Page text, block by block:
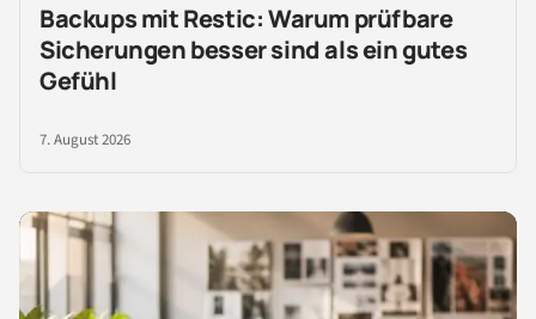
Backups mit Restic: Warum prüfbare
Sicherungen besser sind als ein gutes
Gefühl
7. August 2026